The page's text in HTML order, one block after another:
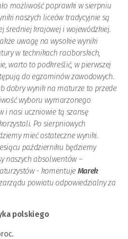
możliwość poprawki w sierpniu
naszych liceów tradycyjnie są
średniej krajowej i wojewódzkiej.
uwagę na wysokie wyniki
w technikach raciborskich,
warto to podkreślić, w pierwszej
do egzaminów zawodowych.
dobry wynik na maturze to przede
wyboru wymarzonego
i nasi uczniowie tą szansę
Po sierpniowych
mieć ostateczne wyniki.
październiku będziemy
naszych absolwentów –
- komentuje Marek
zarządu powiatu odpowiedzialny za
polskiego